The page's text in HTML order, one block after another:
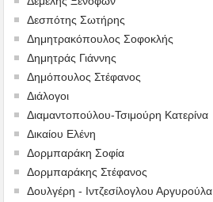
Δεσπότης Σωτήρης
Δημητρακόπουλος Σοφοκλής
Δημητράς Γιάννης
Δημόπουλος Στέφανος
Διάλογοι
Διαμαντοπούλου-Τσιμούρη Κατερίνα
Δικαίου Ελένη
Δορμπαράκη Σοφία
Δορμπαράκης Στέφανος
Δουλγέρη - Ιντζεσίλογλου Αργυρούλα